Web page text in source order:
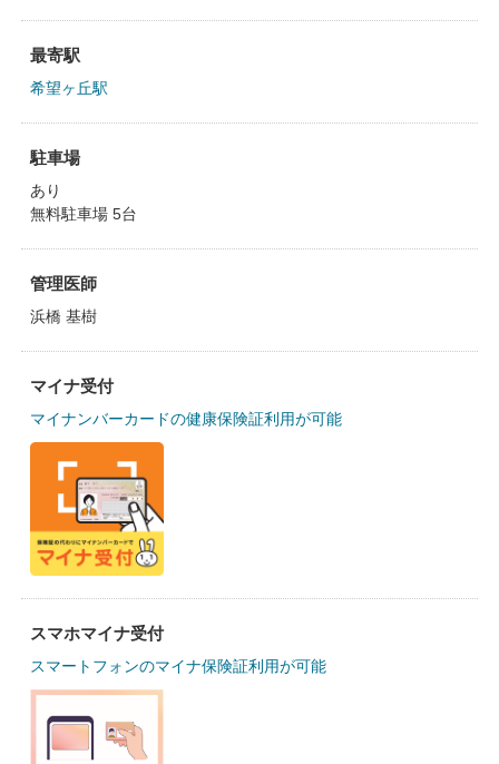
最寄駅
希望ヶ丘駅
駐車場
あり
無料駐車場 5台
管理医師
浜橋 基樹
マイナ受付
マイナンバーカードの健康保険証利用が可能
スマホマイナ受付
スマートフォンのマイナ保険証利用が可能